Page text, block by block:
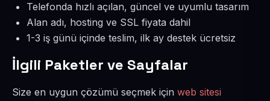
Telefonda hızlı açılan, güncel ve uyumlu tasarım
Alan adı, hosting ve SSL fiyata dahil
1-3 iş günü içinde teslim, ilk ay destek ücretsiz
İlgili Paketler ve Sayfalar
Size en uygun çözümü seçmek için web sitesi